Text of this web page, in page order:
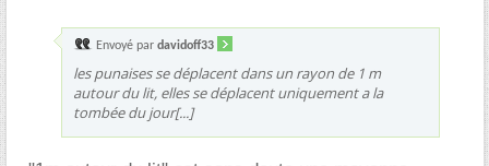
Envoyé par davidoff33
les punaises se déplacent dans un rayon de 1 m
autour du lit, elles se déplacent uniquement a la
tombée du jour[...]